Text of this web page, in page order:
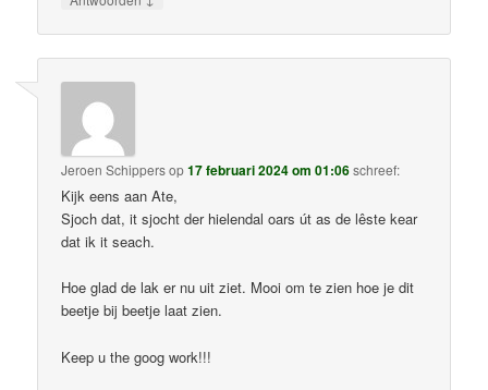
Jeroen Schippersop17 februari 2024 om 01:06schreef:
Kijk eens aan Ate,
Sjoch dat, it sjocht der hielendal oars út as de lêste kear
dat ik it seach.
Hoe glad de lak er nu uit ziet. Mooi om te zien hoe je dit
beetje bij beetje laat zien.
Keep u the goog work!!!